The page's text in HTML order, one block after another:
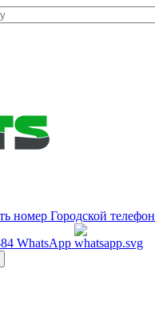
номер Городской телефон
WhatsApp